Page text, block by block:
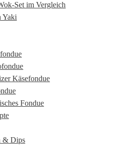
Set im Vergleich
Yaki
Käsefondue
Fondue
& Dips